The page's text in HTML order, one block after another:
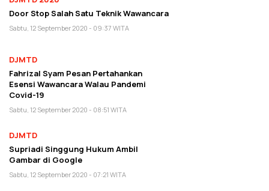
Door Stop Salah Satu Teknik Wawancara
Sabtu, 12 September 2020 - 09:37 WITA
DJMTD
Fahrizal Syam Pesan Pertahankan
Esensi Wawancara Walau Pandemi
Covid-19
Sabtu, 12 September 2020 - 08:51 WITA
DJMTD
Supriadi Singgung Hukum Ambil
Gambar di Google
Sabtu, 12 September 2020 - 07:21 WITA